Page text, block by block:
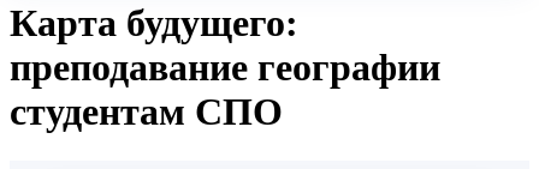
Карта будущего:
преподавание географии
студентам СПО